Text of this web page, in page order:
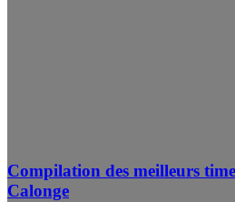
Compilation des meilleurs
Calonge